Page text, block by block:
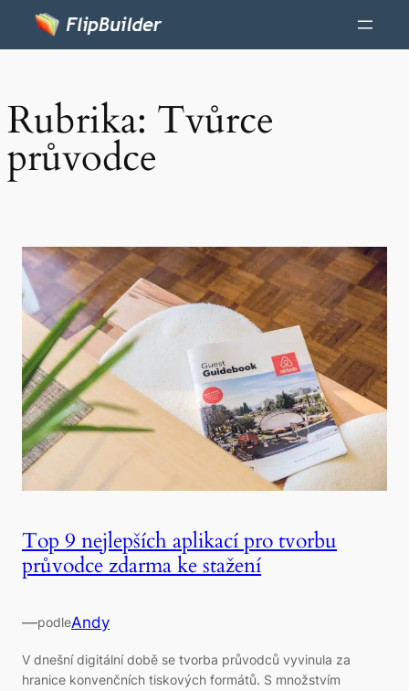
Rubrika: Tvůrce
průvodce
Top 9 nejlepších aplikací pro tvorbu
průvodce zdarma ke stažení
—podleAndy
V dnešní digitální době se tvorba průvodců vyvinula za
hranice konvenčních tiskových formátů. S množstvím